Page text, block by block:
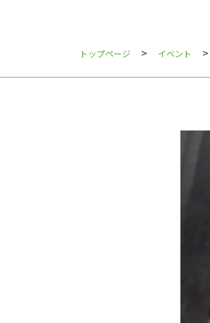
トップページ > イベント